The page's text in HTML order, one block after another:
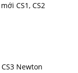
CS1, CS2
Newton